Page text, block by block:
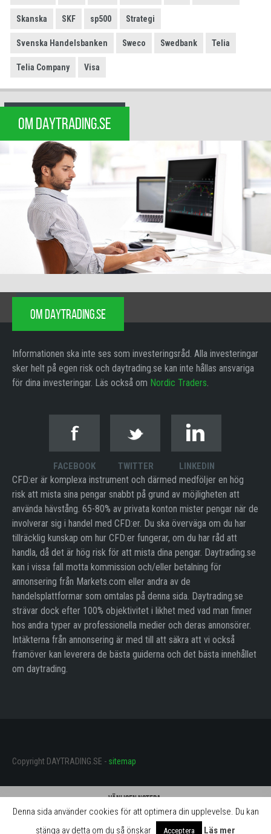
Skanska SKF sp500 Strategi
Svenska Handelsbanken Sweco Swedbank Telia
Telia Company Visa
OM DAYTRADING.SE
OM DAYTRADING.SE
Informationen ska inte ses som investeringsråd. Alla investeringar
sker helt på egen risk och daytrading.se kan inte hållas ansvariga
för dina investeringar. Läs också om Nordic Traders.
FACEBOOK TWITTER LINKEDIN
CFD:er är komplexa instrument och därmed medföljer en hög
risk att mista sina pengar snabbt på grund av möjligheten att
använda hävstång. 65-80% av privata konton mister pengar när de
involverar sig i handel med CFD:er. Du ska överväga om du har
tillräcklig kunskap om hur CFD:er fungerar, om du har råd att
handla, då det är hög risk för att mista dina pengar. Daytrading.se
kan i vissa fall motta kommission och/eller betalning för
annonsering från Markets.com eller andra av de
handelsplattformar som omtalas på denna sida. Daytrading.se
strävar dock efter 100% objektivitet i likhet med vad man finner
hos andra typer av professionella medier och deras annonsörer.
Intäkterna från annonsering är med till att säkra att vi också
framöver kan leverera de bästa guiderna och det bästa innehållet
om daytrading.
Copyright DAYTRADING.SE - sitemap
Denna sida använder cookies för att optimera din upplevelse. Du kan
stänga av detta om du så önskar
Acceptera Läs mer
Vänligen notera:
Daytrading.se får betalning för omnämnande av mäklarna på denna sida.
Betalningen innebär att vi ständigt kan utveckla webbplatsen och göra